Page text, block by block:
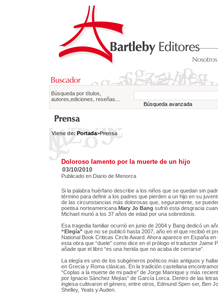
Búsqueda por títulos,
autores,ediciones, reseñas...
Búsqueda avanzada
Viene de: Portada>Prensa
Doloroso lamento por la muerte de un hijo
03/10/2010
Publicado en Diario de Menorca
Si la palabra huérfano describe a los niños que se quedan sin
término para definir a los padres que pierden a un hijo en su
de las circunstancias más dolorosas que, seguramente, se
poetisa norteamericana Mary Jo Bang sufrió esta desgracia
Michael murió a los 37 años de edad por una sobredosis.
Esa tragedia familiar ocurrió en junio de 2004 y Bang dedicó un
“Elegía” que no se publicó hasta 2007, año en el que recibió el
National Book Criticas Circle Award. Ahora aparece en España en
esta obra que “duele” como dice en el prólogo el traductor Jaime
añade que el libro “es una herida que no acaba de cerrarse”.
La elegía es uno de los subgéneros poéticos más antiguos y
en Grecia y Roma clásicas. En la tradición castellana
“Coplas a la muerte de mi padre” de Jorge Manrique y más
por Ignacio Sánchez Mejías” de García Lorca. Dentro de las
inglesa cultivaron el género, entre otros, Edmund Spen ser, Ben
Shelley, Yeats y Auden.